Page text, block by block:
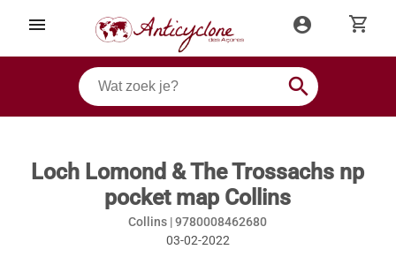
menu account_circle shopping_cart
search
Loch Lomond & The Trossachs np
pocket map Collins
Collins |9780008462680
03-02-2022